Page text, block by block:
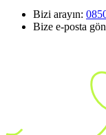
Bizi arayın:
Bize e-posta